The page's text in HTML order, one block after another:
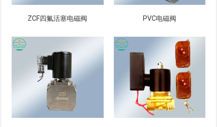
ZCF四氟活塞电磁阀 PVC电磁阀